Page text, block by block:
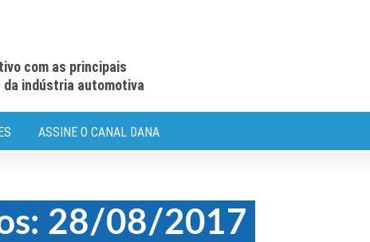
com as principais
indústria automotiva
ASSINE O CANAL DANA
28/08/2017